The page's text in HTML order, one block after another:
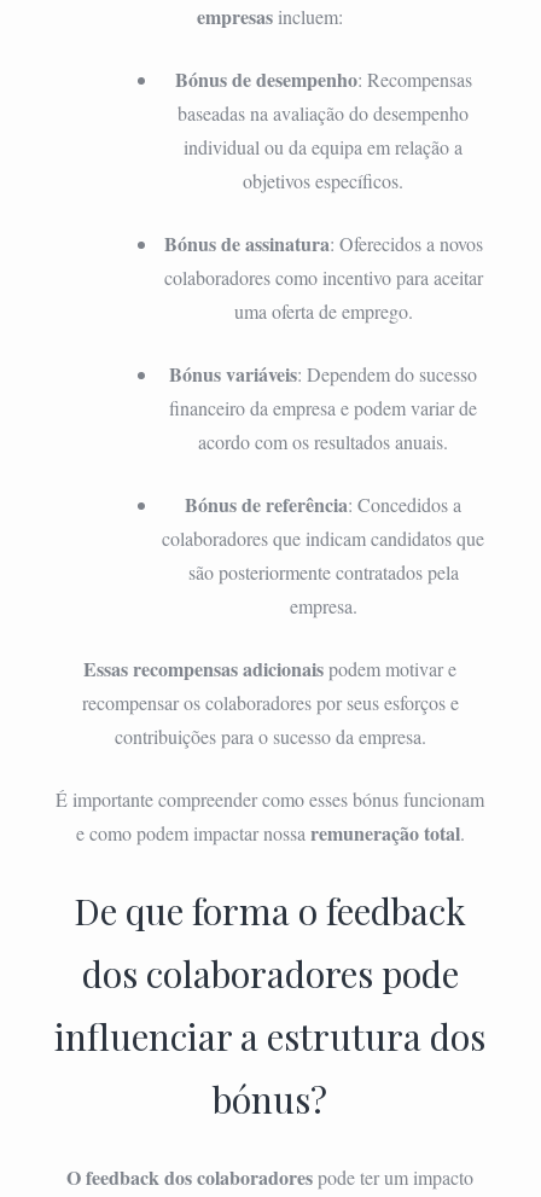
empresas incluem:
Bónus de desempenho: Recompensas
baseadas na avaliação do desempenho
individual ou da equipa em relação a
objetivos específicos.
Bónus de assinatura: Oferecidos a novos
colaboradores como incentivo para aceitar
uma oferta de emprego.
Bónus variáveis: Dependem do sucesso
financeiro da empresa e podem variar de
acordo com os resultados anuais.
Bónus de referência: Concedidos a
colaboradores que indicam candidatos que
são posteriormente contratados pela
empresa.
Essas recompensas adicionaispodem motivar e
recompensar os colaboradores por seus esforços e
contribuições para o sucesso da empresa.
É importante compreender como esses bónus funcionam
e como podem impactar nossa remuneração total.
De que forma o feedback
dos colaboradores pode
influenciar a estrutura dos
bónus?
O feedback dos colaboradorespode ter um impacto